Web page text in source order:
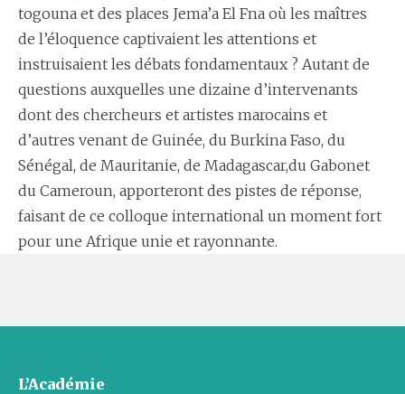
togouna et des places Jema’a El Fna où les maîtres
de l’éloquence captivaient les attentions et
instruisaient les débats fondamentaux ? Autant de
questions auxquelles une dizaine d’intervenants
dont des chercheurs et artistes marocains et
d’autres venant de Guinée, du Burkina Faso, du
Sénégal, de Mauritanie, de Madagascar,du Gabonet
du Cameroun, apporteront des pistes de réponse,
faisant de ce colloque international un moment fort
pour une Afrique unie et rayonnante.
L’Académie